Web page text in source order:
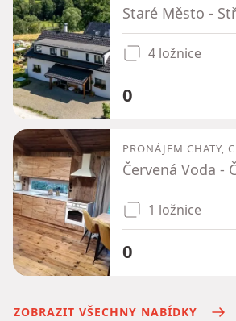
4 ložnice
0
PRONÁJEM CHATY,
1 ložnice
0
ZOBRAZIT VŠECHNY NABÍDKY